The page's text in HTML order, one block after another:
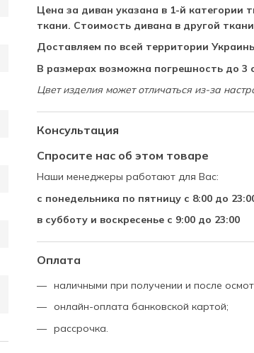
Цена за диван указана в 1-й
ткани. Стоимость дивана в другой
Доставляем по всей территории
В размерах возможна погрешность до 3
Цвет изделия может отличаться из-за
Консультация
Спросите нас об этом товаре
Наши менеджеры работают для Вас:
с понедельника по пятницу с 8:00 до
в субботу и воскресенье с 9:00 до 23:00
Оплата
наличными при получении и после
онлайн-оплата банковской картой;
рассрочка.